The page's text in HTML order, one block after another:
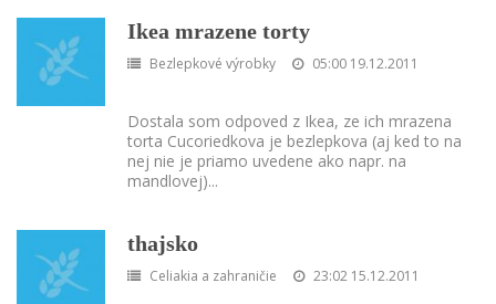
Ikea mrazene torty
Bezlepkové výrobky 05:00 19.12.2011
Dostala som odpoved z Ikea, ze ich mrazena
torta Cucoriedkova je bezlepkova (aj ked to na
nej nie je priamo uvedene ako napr. na
mandlovej)...
thajsko
Celiakia a zahraničie 23:02 15.12.2011